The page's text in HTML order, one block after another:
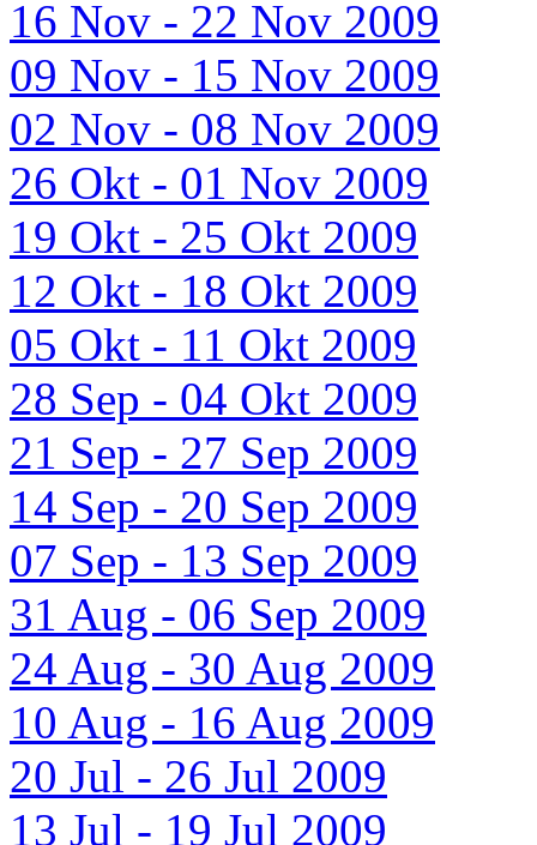
16 Nov - 22 Nov 2009
09 Nov - 15 Nov 2009
02 Nov - 08 Nov 2009
26 Okt - 01 Nov 2009
19 Okt - 25 Okt 2009
12 Okt - 18 Okt 2009
05 Okt - 11 Okt 2009
28 Sep - 04 Okt 2009
21 Sep - 27 Sep 2009
14 Sep - 20 Sep 2009
07 Sep - 13 Sep 2009
31 Aug - 06 Sep 2009
24 Aug - 30 Aug 2009
10 Aug - 16 Aug 2009
20 Jul - 26 Jul 2009
13 Jul - 19 Jul 2009